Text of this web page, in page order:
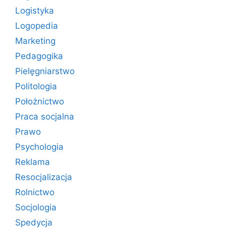
Logistyka
Logopedia
Marketing
Pedagogika
Pielęgniarstwo
Politologia
Położnictwo
Praca socjalna
Prawo
Psychologia
Reklama
Resocjalizacja
Rolnictwo
Socjologia
Spedycja